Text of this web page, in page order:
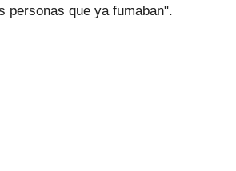
personas que ya fumaban".